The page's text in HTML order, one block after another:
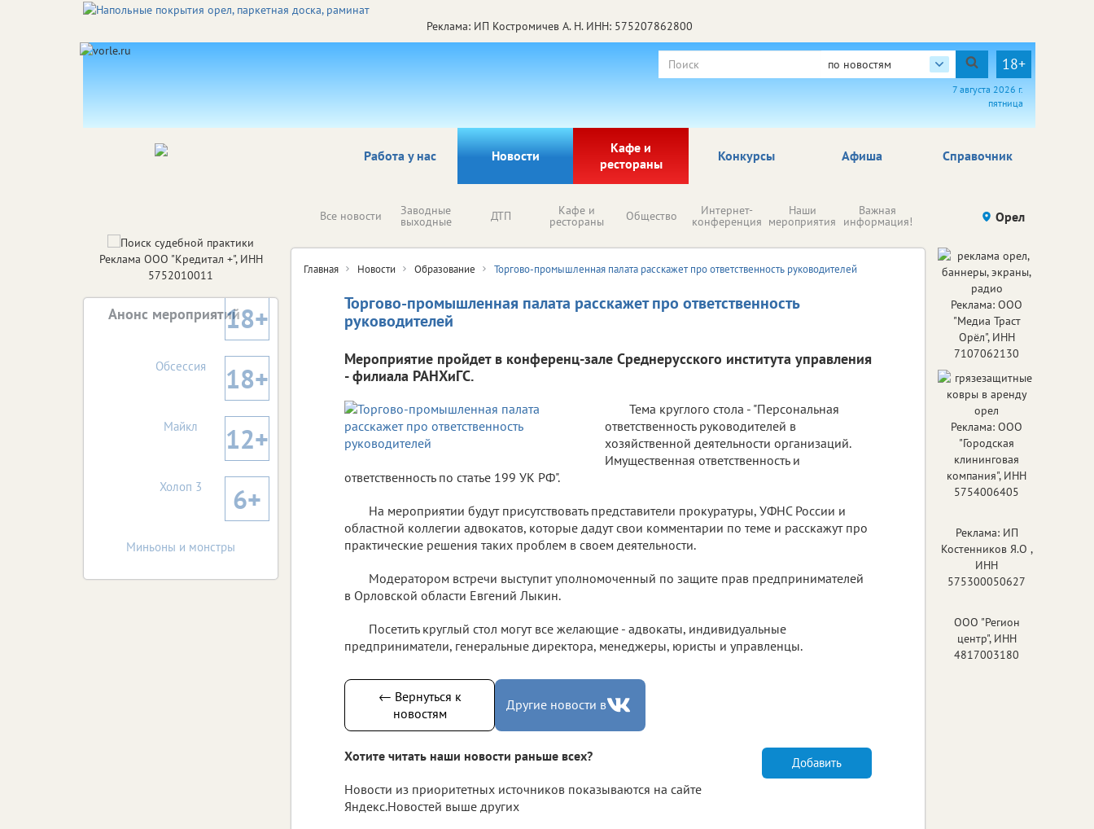
Реклама: ИП Костромичев А. Н. ИНН: 575207862800
по новостям 18+
7 августа 2026 г.
пятница
Работа у нас Новости
Кафе и
рестораны
Афиша Справочник
Конкурсы
Все новости Заводные
выходные ДТП Кафе и
рестораны Общество Интернет-
конференция
Наши
мероприятия
Важная
информация! Происшествия Здоровье
Орел
Главная Новости Образование Торгово-промышленная палата расскажет про ответственность руководителей
Торгово-промышленная палата расскажет про ответственность
руководителей
Мероприятие пройдет в конференц-зале Среднерусского института управления
- филиала РАНХиГС.
Тема круглого стола - "Персональная
ответственность руководителей в
хозяйственной деятельности организаций.
Имущественная ответственность и
ответственность по статье 199 УК РФ".
На мероприятии будут присутствовать представители прокуратуры, УФНС России и
областной коллегии адвокатов, которые дадут свои комментарии по теме и расскажут про
практические решения таких проблем в своем деятельности.
Модератором встречи выступит уполномоченный по защите прав предпринимателей
в Орловской области Евгений Лыкин.
Посетить круглый стол могут все желающие - адвокаты, индивидуальные
предприниматели, генеральные директора, менеджеры, юристы и управленцы.
← Вернуться к
новостям
Другие новости в
Хотите читать наши новости раньше всех?
Новости из приоритетных источников показываются на сайте
Яндекс.Новостей выше других
Добавить
Реклама ООО "Кредитал +", ИНН
5752010011
Анонс мероприятий18+
Обсессия 18+
Майкл 12+
Холоп 3 6+
Миньоны и монстры
Реклама: ООО
"Медиа Траст
Орёл", ИНН
7107062130
Реклама: ООО
"Городская
клининговая
компания", ИНН
5754006405
Реклама: ИП
Костенников Я.О ,
ИНН
575300050627
ООО "Регион
центр", ИНН
4817003180